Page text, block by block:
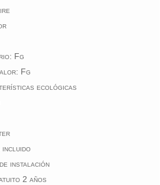
Fg
Fg
ecológicas
incluido
instalación
2 años